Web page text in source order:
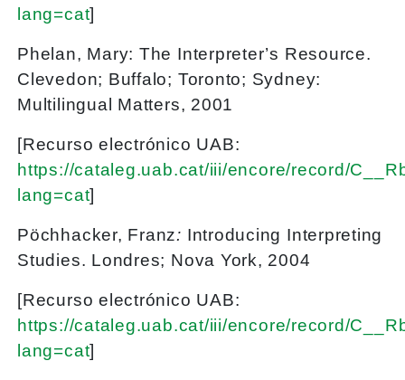
lang=cat]
Phelan, Mary: The Interpreter’s Resource.
Clevedon; Buffalo; Toronto; Sydney:
Multilingual Matters, 2001
[Recurso electrónico UAB:
https://cataleg.uab.cat/iii/encore/record/
lang=cat]
Pöchhacker, Franz: Introducing Interpreting
Studies. Londres; Nova York, 2004
[Recurso electrónico UAB:
https://cataleg.uab.cat/iii/encore/record/
lang=cat]